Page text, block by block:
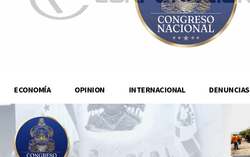
ECONOMÍA OPINION INTERNACIONAL DENUNCIAS